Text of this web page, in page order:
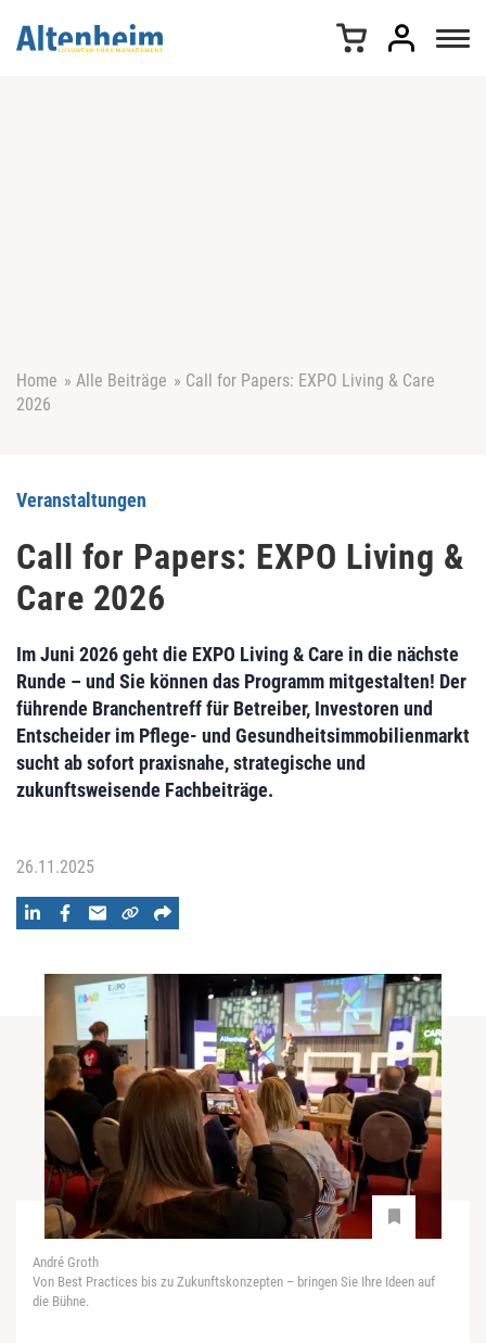
Home » Alle Beiträge » Call for Papers: EXPO Living & Care
2026
Veranstaltungen
Call for Papers: EXPO Living &
Care 2026
Im Juni 2026 geht die EXPO Living & Care in die nächste
Runde – und Sie können das Programm mitgestalten! Der
führende Branchentreff für Betreiber, Investoren und
Entscheider im Pflege- und Gesundheitsimmobilienmarkt
sucht ab sofort praxisnahe, strategische und
zukunftsweisende Fachbeiträge.
26.11.2025
André Groth
Von Best Practices bis zu Zukunftskonzepten – bringen Sie Ihre Ideen auf
die Bühne.